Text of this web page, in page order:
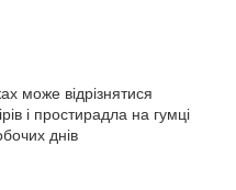
може відрізнятися
і простирадла на гумці
днів